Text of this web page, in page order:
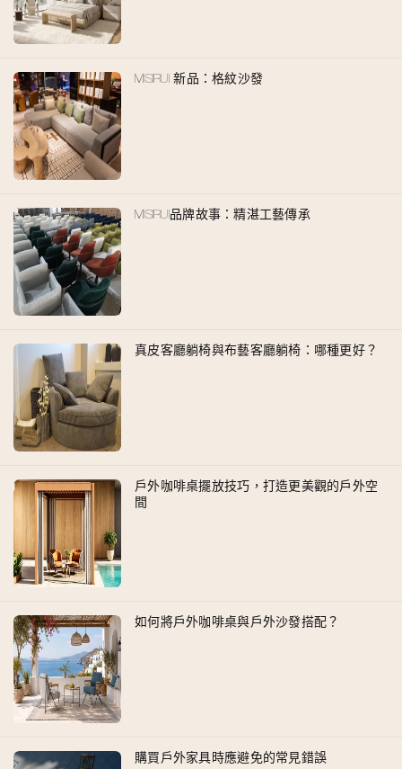
MISIRUI 新品：格紋沙發
MISIRUI品牌故事：精湛工藝傳承
真皮客廳躺椅與布藝客廳躺椅：哪種更好？
戶外咖啡桌擺放技巧，打造更美觀的戶外空
間
如何將戶外咖啡桌與戶外沙發搭配？
購買戶外家具時應避免的常見錯誤